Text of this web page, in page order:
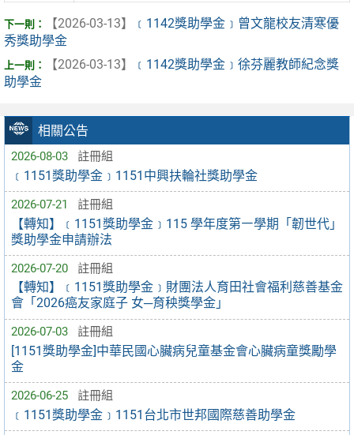
相關公告
2026-08-03 註冊組
﹝1151獎助學金﹞1151中興扶輪社獎助學金
2026-07-21 註冊組
【轉知】﹝1151獎助學金﹞115 學年度第㇐學期「韌世代」
獎助學金申請辦法
2026-07-20 註冊組
【轉知】﹝1151獎助學金﹞財團法人育田社會福利慈善基金
會「2026癌友家庭子 女─育秧獎學金」
2026-07-03 註冊組
[1151獎助學金]中華民國心臟病兒童基金會心臟病童獎勵學
金
2026-06-25 註冊組
﹝1151獎助學金﹞1151台北市世邦國際慈善助學金
【2026-03-13】
﹝1142獎助學金﹞曾文龍校友清寒優
秀獎助學金
【2026-03-13】
﹝1142獎助學金﹞徐芬麗教師紀念獎
助學金